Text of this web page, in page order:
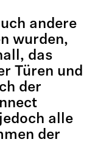
andere
wurden,
das
Türen und
der
alle
der